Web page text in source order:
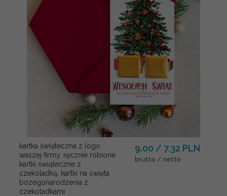
kartka świąteczna z logo
waszej firmy, ręcznie robione
kartki świąteczne z
czekoladką, kartki na święta
bozegonarodzenia z
czekoladkami
9.00 / 7.32 PLN
brutto / netto